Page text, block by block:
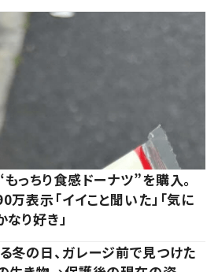
っちり食感ドーナツ”を購入。
表示「イイこと聞いた」「気に
なり好き」
冬の日、ガレージ前で見つけた